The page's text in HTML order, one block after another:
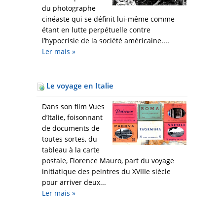
du photographe
cinéaste qui se définit lui-même comme
étant en lutte perpétuelle contre
l’hypocrisie de la société américaine....
Ler mais »
Le voyage en Italie
Dans son film Vues
d’Italie, foisonnant
de documents de
toutes sortes, du
tableau à la carte
postale, Florence Mauro, part du voyage
initiatique des peintres du XVIIIe siècle
pour arriver deux...
Ler mais »